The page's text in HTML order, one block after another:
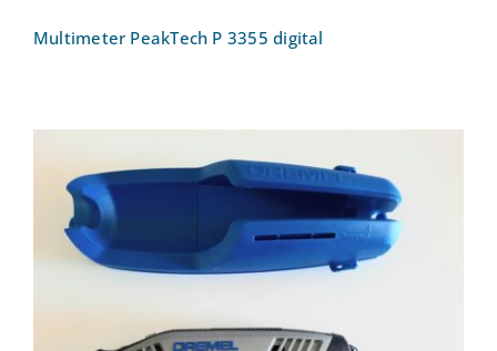
Multimeter PeakTech P 3355 digital
Multifunktionswerkzeug DREMEL 4250,